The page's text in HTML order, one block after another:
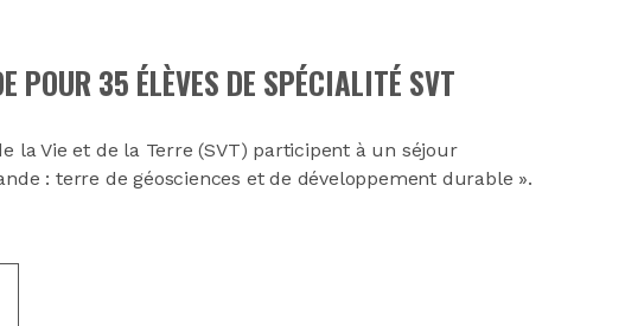
POUR 35 ÉLÈVES DE SPÉCIALITÉ SVT
la Vie et de la Terre (SVT) participent à un séjour
: terre de géosciences et de développement durable ».